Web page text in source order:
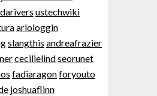
ustechwiki
arlologgin
slangthis andreafrazier
cecilielindseorunet
fadiaragonforyouto
joshuaflinn